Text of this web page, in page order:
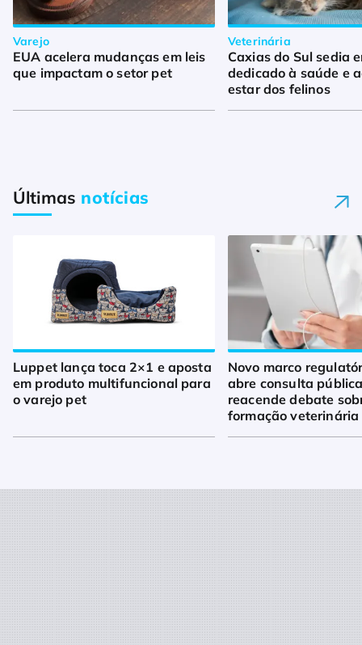
Varejo
EUA acelera mudanças em leis
que impactam o setor pet
Veterinária
Caxias do Sul sedia
dedicado à saúde e
estar dos felinos
Últimas notícias
Luppet lança toca 2×1 e aposta
em produto multifuncional para
o varejo pet
Novo marco
abre consulta
reacende debate
formação veterinária